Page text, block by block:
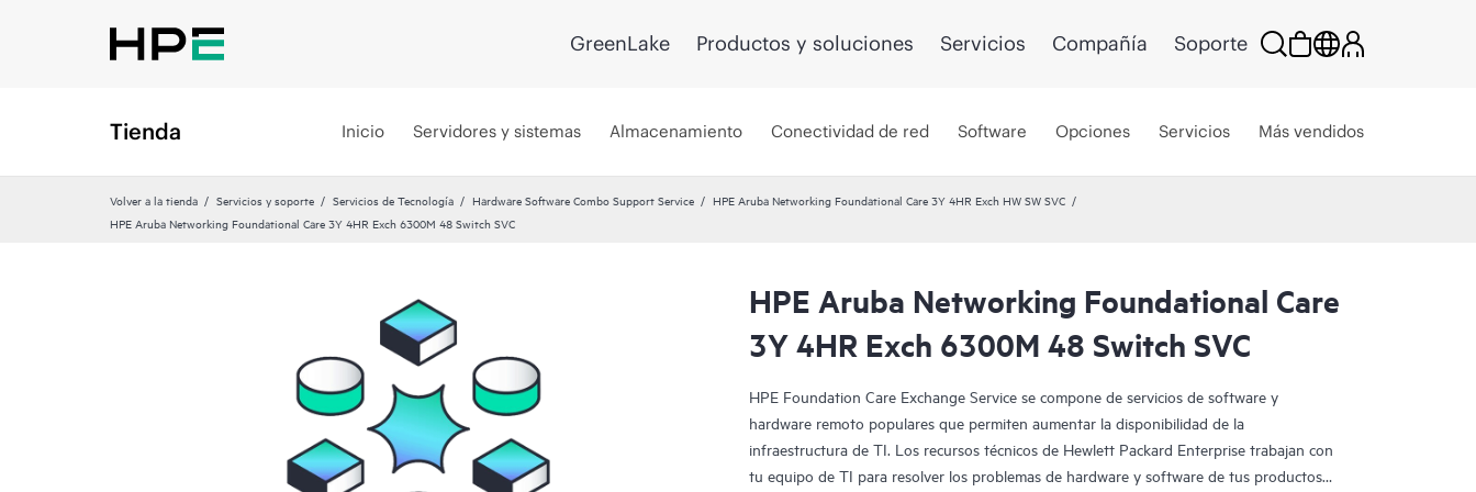
GreenLake Productos y soluciones Servicios Compañía Soporte
Tienda Inicio Servidores y sistemas Almacenamiento Conectividad de red Software Opciones Servicios Más vendidos
Volver a la tienda Servicios y soporte Servicios de Tecnología Hardware Software Combo Support Service
HPE Aruba Networking Foundational Care 3Y 4HR Exch HW SW SVC
HPE Aruba Networking Foundational Care 3Y 4HR Exch 6300M 48 Switch SVC
HPE Aruba Networking Foundational Care
3Y 4HR Exch 6300M 48 Switch SVC
HPE Foundation Care Exchange Service se compone de servicios de software y
hardware remoto populares que permiten aumentar la disponibilidad de la
infraestructura de TI. Los recursos técnicos de Hewlett Packard Enterprise trabajan con
tu equipo de TI para resolver los problemas de hardware y software de tus productos